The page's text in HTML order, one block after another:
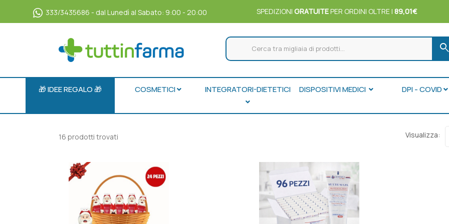
333/3435686 - dal Lunedì al Sabato: 9:00 - 20:00 SPEDIZIONI GRATUITEPER ORDINI OLTRE I 89,01€
search
🎁 IDEE REGALO 🎁 COSMETICI INTEGRATORI-DIETETICI DISPOSITIVI MEDICI DPI - COVID
16 prodotti trovati Visualizza: